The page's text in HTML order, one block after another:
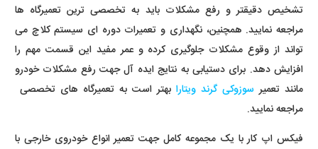
تشخیص دقیقتر و رفع مشکلات باید به تخصصی ترین تعمیرگاه ها
مراجعه نمایید. همچنین، نگهداری و تعمیرات دوره ای سیستم کلاچ می
تواند از وقوع مشکلات جلوگیری کرده و عمر مفید این قسمت مهم را
افزایش دهد. برای دستیابی به نتایج ایده آل جهت رفع مشکلات خودرو
مانند تعمیر سوزوکی گرند ویتارا بهتر است به تعمیرگاه های تخصصی
مراجعه نمایید.
فیکس اپ کار با یک مجموعه کامل جهت تعمیر انواع خودروی خارجی با